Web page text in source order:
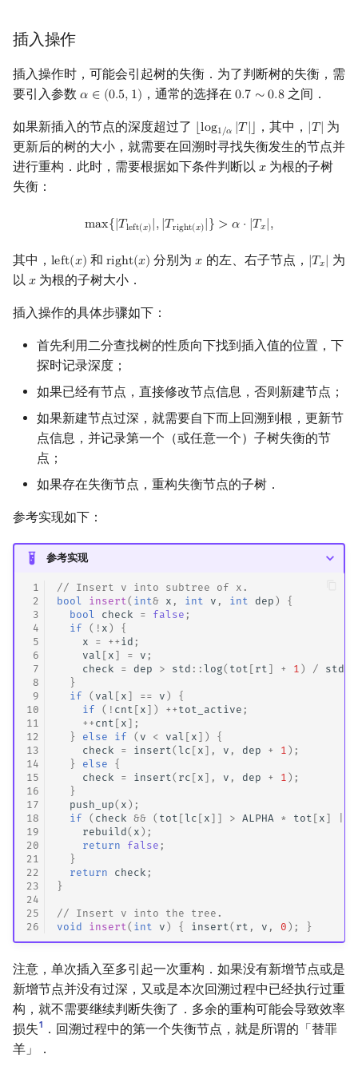
插入操作
插入操作时，可能会引起树的失衡．为了判断树的失衡，需
要引入参数 𝛼 ∈ (0.5, 1)
α∈( 0.5,1) ，通常的选择在 0.7 ∼0.8
0.7 ∼0.8 之间．
如果新插入的节点的深度超过了 ⌊log1/𝛼 |𝑇 |⌋
log1/α |T ，其中， |𝑇|
|T| 为
更新后的树的大小，就需要在回溯时寻找失衡发生的节点并
进行重构．此时，需要根据如下条件判断以 𝑥
x 为根的子树
失衡：
max{|𝑇left(𝑥)|,|𝑇 right(𝑥)|} > 𝛼 ⋅ |𝑇𝑥|,
max{|Tleft ( x |,|T right(x )|} >α ⋅ |Tx |
其中， left(𝑥)
left(x) 和right(𝑥)
right(x) 分别为𝑥
x 的左、右子节点， |𝑇𝑥|
|Tx 为
以 𝑥
x 为根的子树大小．
插入操作的具体步骤如下：
首先利用二分查找树的性质向下找到插入值的位置，下
探时记录深度；
如果已经有节点，直接修改节点信息，否则新建节点；
如果新建节点过深，就需要自下而上回溯到根，更新节
点信息，并记录第一个（或任意一个）子树失衡的节
点；
如果存在失衡节点，重构失衡节点的子树．
参考实现如下：
参考实现
1
2
3
4
5
6
7
8
9
10
11
12
13
14
15
16
17
18
19
20
21
22
23
24
25
26
// Insert v into subtree of x.
bool
insert( int& x , int v , int dep )
{
bool
check = false ;
if
( ! x )
{
x
= ++ id ;
val [ x ] = v ;
check
= dep > std ::log( tot [ rt ] + 1 ) / std
}
if
( val [ x ] == v )
{
if
( ! cnt [ x ]) ++ tot_active ;
++ cnt [ x ];
}
else if ( v < val [ x ])
{
check
= insert(lc [ x ], v , dep + 1 );
}
else
{
check
= insert( rc [ x ], v , dep + 1 );
}
push_up( x );
if
( check && ( tot [lc [ x ]] > ALPHA * tot [ x ]
rebuild( x );
return
false ;
}
return
check ;
}
// Insert v into the tree.
void
insert( int v ) { insert( rt , v , 0 ); }
注意，单次插入至多引起一次重构．如果没有新增节点或是
新增节点并没有过深，又或是本次回溯过程中已经执行过重
构，就不需要继续判断失衡了．多余的重构可能会导致效率
损失1
．回溯过程中的第一个失衡节点，就是所谓的「替罪
羊」．